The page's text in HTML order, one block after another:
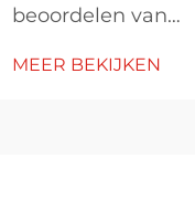
beoordelen van
MEER BEKIJKEN